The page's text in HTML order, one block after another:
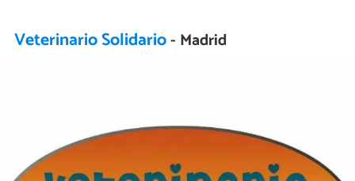
Veterinario Solidario- Madrid